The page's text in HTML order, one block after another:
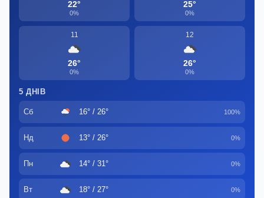
22°
0%
25°
0%
11
26°
0%
12
26°
0%
5 ДНІВ
Сб 16° / 26° 100%
Нд 13° / 26° 0%
Пн 14° / 31° 0%
Вт 18° / 27° 0%